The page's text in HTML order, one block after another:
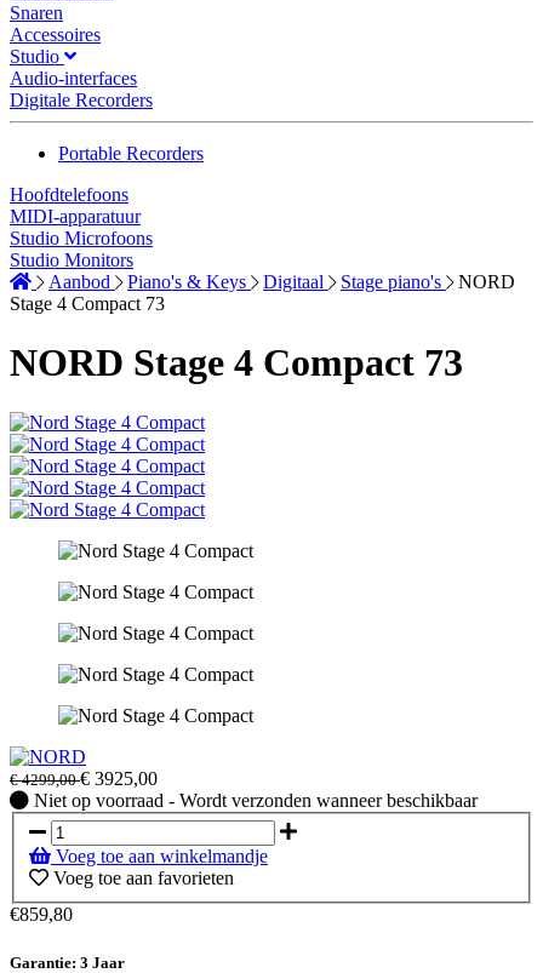
Snaren
Accessoires
Studio
Audio-interfaces
Digitale Recorders
Portable Recorders
Hoofdtelefoons
MIDI-apparatuur
Studio Microfoons
Studio Monitors
Aanbod
Piano's & Keys Digitaal Stage piano's
NORD
Stage 4 Compact 73
NORD Stage 4 Compact 73
€4299,00€ 3925,00
Niet
op
voorraad
-
Wordt
verzonden
wanneer
Niet op voorraad - Wordt verzonden wanneer beschikbaar
Voeg toe aan winkelmandje
Voeg toe aan favorieten
€859,80
Garantie: 3 Jaar